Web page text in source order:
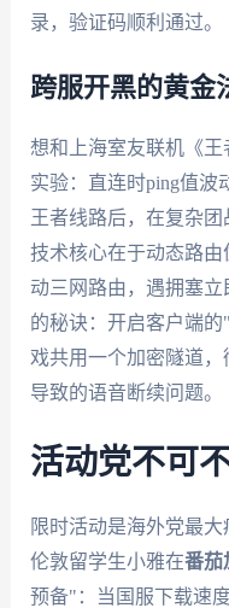
录，验证码顺利通过。
跨服开黑的黄金
想和上海室友联机《
实验：直连时ping值波
王者线路后，在复杂团
技术核心在于动态路
动三网路由，遇拥塞
的秘诀：开启客户端
戏共用一个加密隧道，
导致的语音断续问题。
活动党不可
限时活动是海外党最大
伦敦留学生小雅在番茄
预备"：当国服下载速